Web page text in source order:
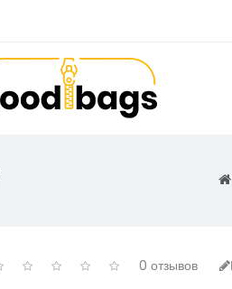
0 отзывов